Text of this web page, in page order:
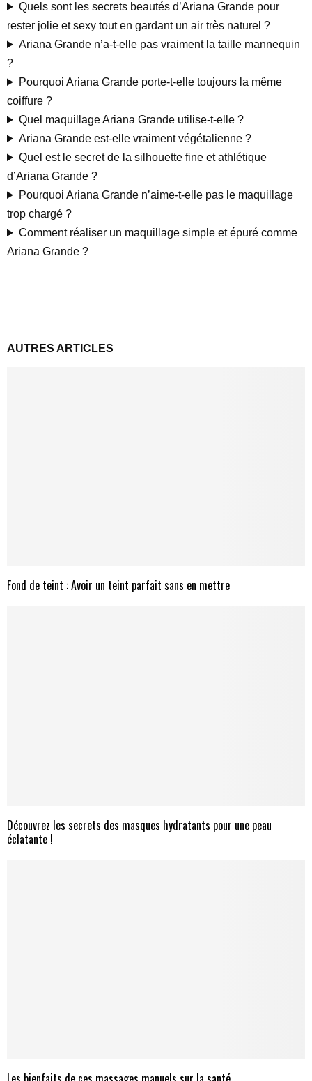
Quels sont les secrets beautés d’Ariana Grande pour
rester jolie et sexy tout en gardant un air très naturel ?
Ariana Grande n’a-t-elle pas vraiment la taille mannequin
?
Pourquoi Ariana Grande porte-t-elle toujours la même
coiffure ?
Quel maquillage Ariana Grande utilise-t-elle ?
Ariana Grande est-elle vraiment végétalienne ?
Quel est le secret de la silhouette fine et athlétique
d’Ariana Grande ?
Pourquoi Ariana Grande n’aime-t-elle pas le maquillage
trop chargé ?
Comment réaliser un maquillage simple et épuré comme
Ariana Grande ?
AUTRES ARTICLES
Fond de teint : Avoir un teint parfait sans en mettre
Découvrez les secrets des masques hydratants pour une peau
éclatante !